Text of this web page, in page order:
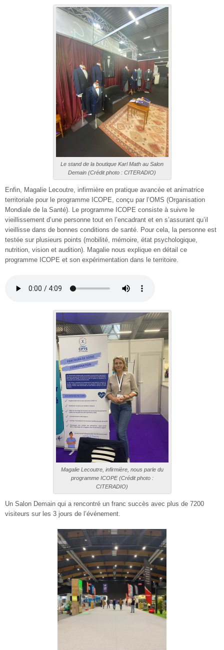
Le stand de la boutique Karl Math au Salon
Demain (Crédit photo : CITERADIO)
Enfin, Magalie Lecoutre, infirmière en pratique avancée et animatrice
territoriale pour le programme ICOPE, conçu par l’OMS (Organisation
Mondiale de la Santé). Le programme ICOPE consiste à suivre le
vieillissement d’une personne tout en l’encadrant et en s’assurant qu’il
vieillisse dans de bonnes conditions de santé. Pour cela, la personne est
testée sur plusieurs points (mobilité, mémoire, état psychologique,
nutrition, vision et audition). Magalie nous explique en détail ce
programme ICOPE et son expérimentation dans le territoire.
Magalie Lecoutre, infirmière, nous parle du
programme ICOPE (Crédit photo :
CITERADIO)
Un Salon Demain qui a rencontré un franc succès avec plus de 7200
visiteurs sur les 3 jours de l’événement.